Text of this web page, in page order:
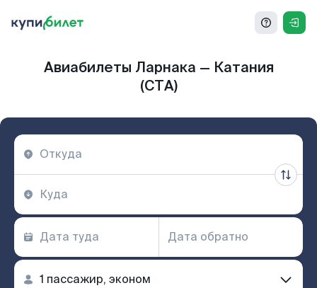
Авиабилеты Ларнака — Катания
(CTA)